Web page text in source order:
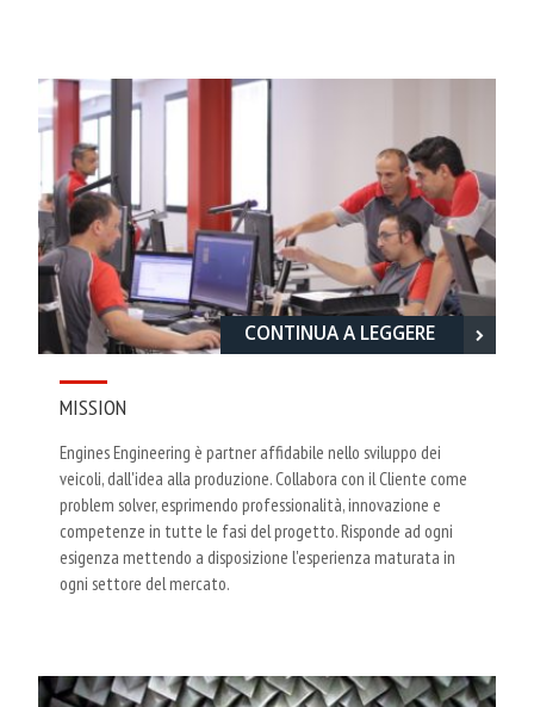
CONTINUA A LEGGERE
MISSION
Engines Engineering è partner affidabile nello sviluppo dei
veicoli, dall'idea alla produzione. Collabora con il Cliente come
problem solver, esprimendo professionalità, innovazione e
competenze in tutte le fasi del progetto. Risponde ad ogni
esigenza mettendo a disposizione l'esperienza maturata in
ogni settore del mercato.